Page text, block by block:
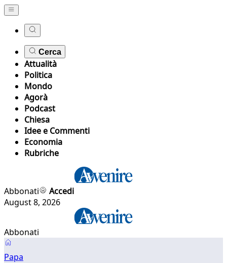
Cerca
Attualità
Politica
Mondo
Agorà
Podcast
Chiesa
Idee e Commenti
Economia
Rubriche
Abbonati
Accedi
August 8, 2026
Abbonati
Papa